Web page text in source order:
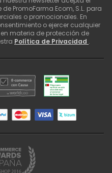
PromoFarma Ecom, S.L. para
o promocionales. En
o ejercer cualquier
materia de protección de
Política de Privacidad .